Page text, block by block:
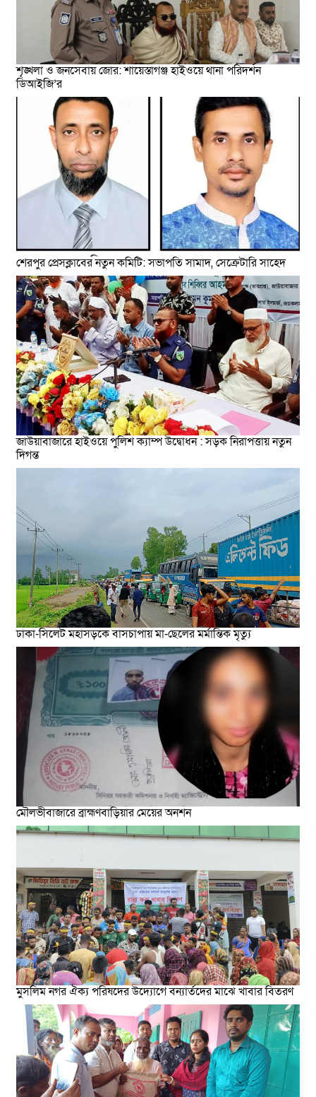
শৃঙ্খলা ও জনসেবায় জোর: শায়েস্তাগঞ্জ হাইওয়ে থানা পরিদর্শন
ডিআইজি’র
শেরপুর প্রেসক্লাবের নতুন কমিটি: সভাপতি সামাদ, সেক্রেটারি সাহেদ
জাউয়াবাজারে হাইওয়ে পুলিশ ক্যাম্প উদ্বোধন : সড়ক নিরাপত্তায় নতুন
দিগন্ত
ঢাকা-সিলেট মহাসড়কে বাসচাপায় মা-ছেলের মর্মান্তিক মৃত্যু
মৌলভীবাজারে ব্রাহ্মণবাড়িয়ার মেয়ের অনশন
মুসলিম নগর ঐক্য পরিষদের উদ্যোগে বন্যার্তদের মাঝে খাবার বিতরণ